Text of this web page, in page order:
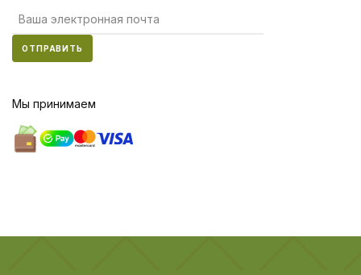
ОТПРАВИТЬ
Мы принимаем